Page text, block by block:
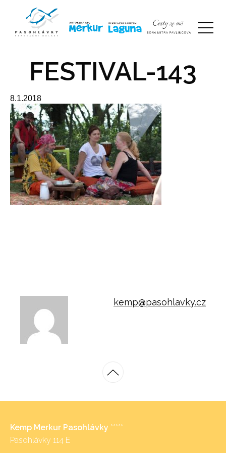
FESTIVAL-143
8.1.2018
kemp@pasohlavky.cz
Kemp Merkur Pasohlávky *****
Pasohlávky 114 E